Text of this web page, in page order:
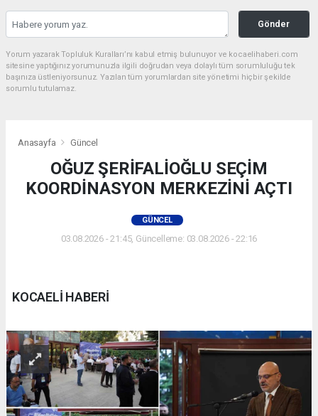
Gönder
Yorum yazarak Topluluk Kuralları’nı kabul etmiş bulunuyor ve kocaelihaberi.com
sitesine yaptığınız yorumunuzla ilgili doğrudan veya dolaylı tüm sorumluluğu tek
başınıza üstleniyorsunuz. Yazılan tüm yorumlardan site yönetimi hiçbir şekilde
sorumlu tutulamaz.
Anasayfa Güncel
OĞUZ ŞERİFALİOĞLU SEÇİM
KOORDİNASYON MERKEZİNİ AÇTI
GÜNCEL
03.08.2026 - 21:45, Güncelleme: 03.08.2026 - 22:16
KOCAELİ HABERİ